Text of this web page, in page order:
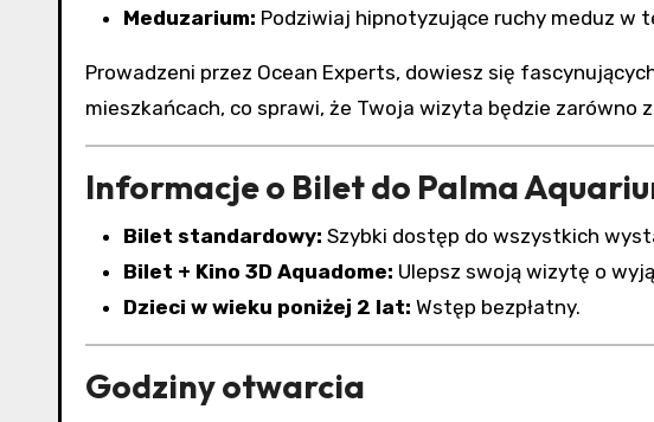
Meduzarium: Podziwiaj hipnotyzujące ruchy meduz w
Prowadzeni przez Ocean Experts, dowiesz się
mieszkańcach, co sprawi, że Twoja wizyta będzie zarówno
Informacje o Bilet do Palma
Bilet standardowy: Szybki dostęp do wszystkich
Bilet + Kino 3D Aquadome: Ulepsz swoją wizytę o
Dzieci w wieku poniżej 2 lat: Wstęp bezpłatny.
Godziny otwarcia